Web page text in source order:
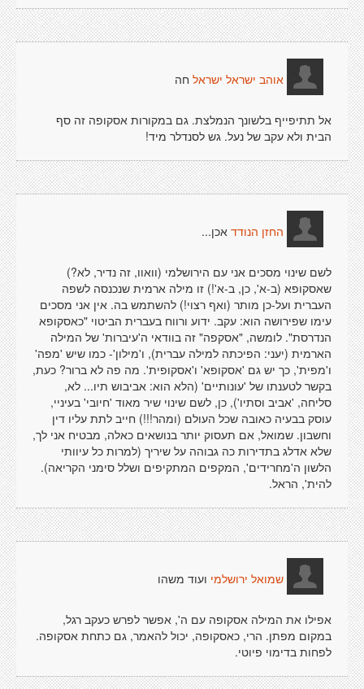
אוהב ישראל ישראל חה
אל תתיפייף בלשונך הנמלצת. גם במקורות אסקופה זה סף
הבית ולא עקב של נעל. גש לסנדלר מיד!
החזן הנודד אכן...
לשם שינוי מסכים אני עם הירושלמי (וואוו, זה נדיר, לא?)
שאסקופא (ב-א', כן, ב-א'!) זו מילה ארמית שנכנסה לשפה
העברית ועל-כן מותר (ואף רצוי!) להשתמש בה. אין אני מסכים
עימו שפירושה הוא: עקב. ידוע ורווח בעברית הביטוי "כאסקופא
הנדרסת". לומשה, "אסקפה" זה בוודאי ה'עיברות' של המילה
הארמית (יעני: הפיכתה למילה עברית), ו'מילון'- כמו שיש 'מפה'
ו'מפית', כך יש גם 'אסקופא' ו'אסקופית'. מה פה לא ברור? כעת,
בקשר לטענתו של 'עונותיים' (הלא הוא: אביבוש תיו... לא,
סליחה, 'אביב וסתיו'), כן, לשם שינוי שיר מאוד 'חיובי' בעיניי,
עוסק בבעיה כאובה שכל העולם (ומהר!!!) חייב לתת עליו דין
וחשבון. שמואל, אם תעסוק יותר בנושאים כאלה, מבטיח אני לך,
שלא אדלג בתדירות כה גבוהה על שיריך (למרות כל עיוותי
הלשון ה'מחרידים', המקפים המתקיפים ושלל סימני הקריאה).
להית', הראל.
שמואל ירושלמי ועוד משהו
אפילו את המילה אסקופה עם ה', אפשר לפרש כעקב רגל,
במקום מפתן. הרי, כאסקופה, יכול להאמר, גם כתחת אסקופה.
לפחות בדימוי פיוטי.